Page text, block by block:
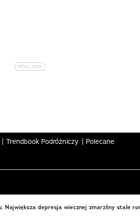
Trendbook Podróżniczy Polecane
Największa depresja wiecznej zmarzliny stale